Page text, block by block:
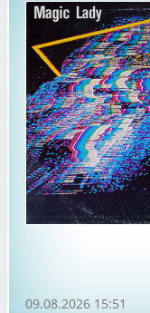
09.08.2026 15:51